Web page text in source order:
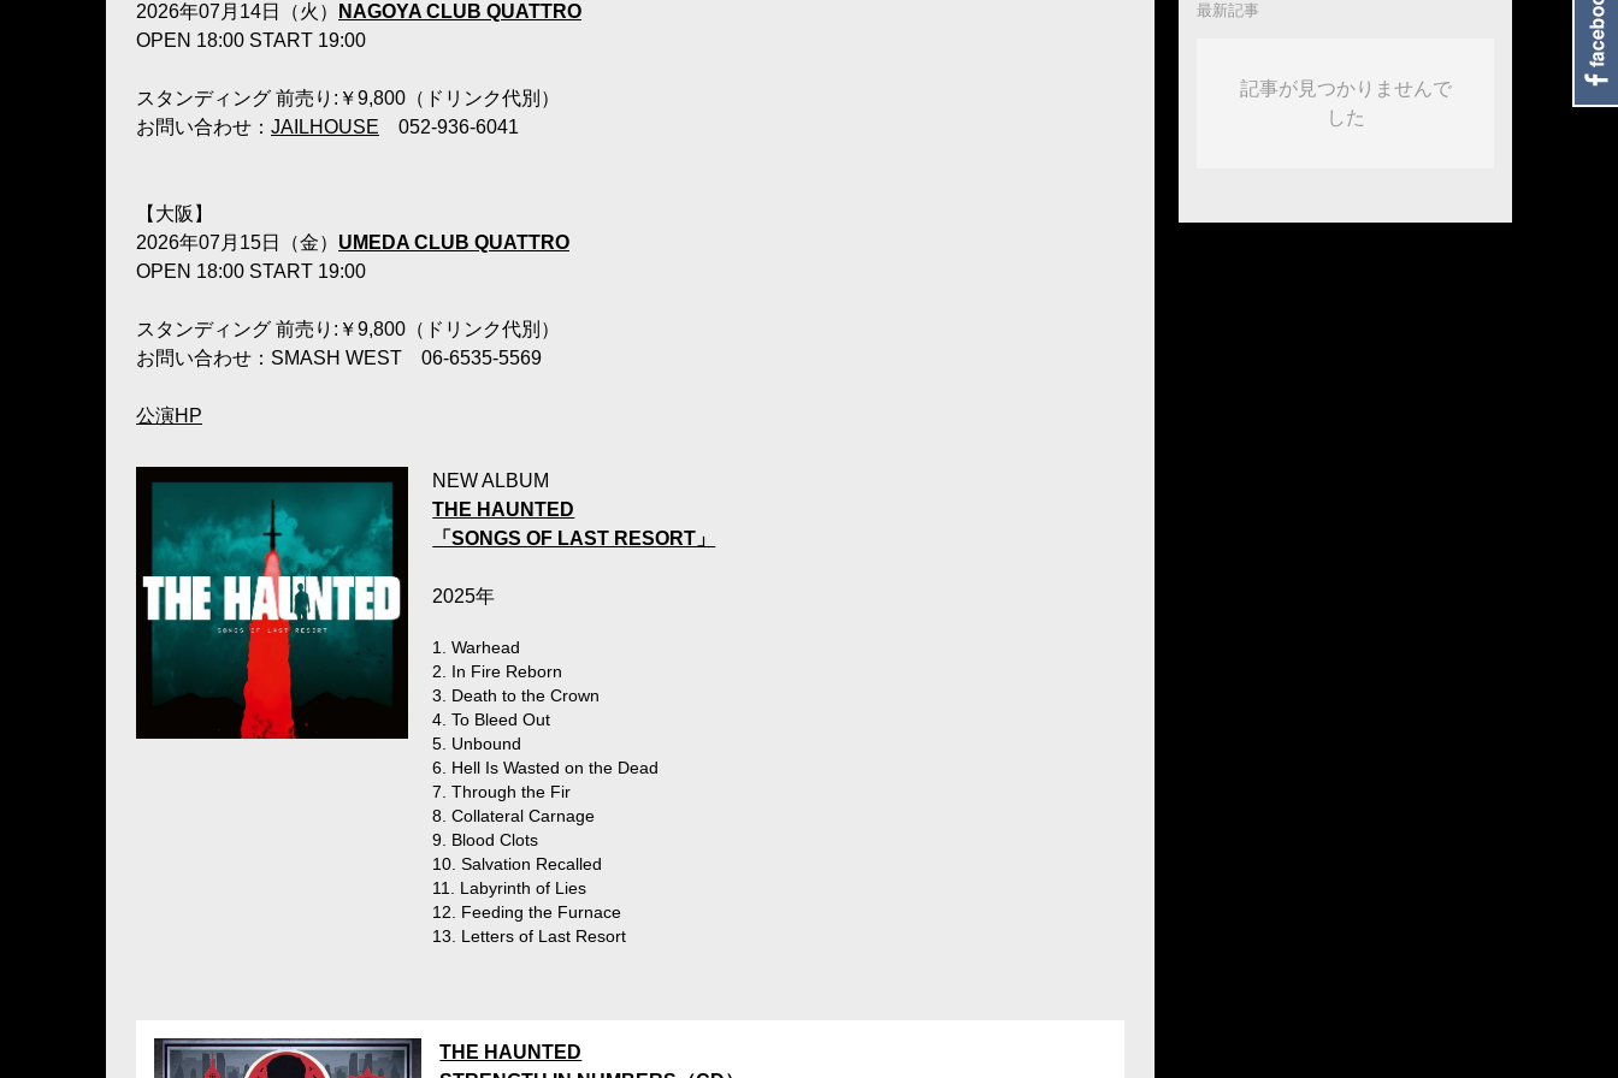
2026年07月14日（火）
NAGOYA CLUB QUATTRO
OPEN 18:00 START 19:00
スタンディング 前売り:￥9,800（ドリンク代別）
お問い合わせ： JAILHOUSE 052-936-6041
【大阪】
2026年07月15日（金） UMEDA CLUB QUATTRO
OPEN 18:00 START 19:00
スタンディング 前売り:￥9,800（ドリンク代別）
お問い合わせ：SMASH WEST 06-6535-5569
公演HP
NEW ALBUM
THE HAUNTED
「SONGS OF LAST RESORT」
2025年
1. Warhead
2. In Fire Reborn
3. Death to the Crown
4. To Bleed Out
5. Unbound
6. Hell Is Wasted on the Dead
7. Through the Fir
8. Collateral Carnage
9. Blood Clots
10. Salvation Recalled
11. Labyrinth of Lies
12. Feeding the Furnace
13. Letters of Last Resort
THE HAUNTED
最新記事
記事が見つかりませんで
した